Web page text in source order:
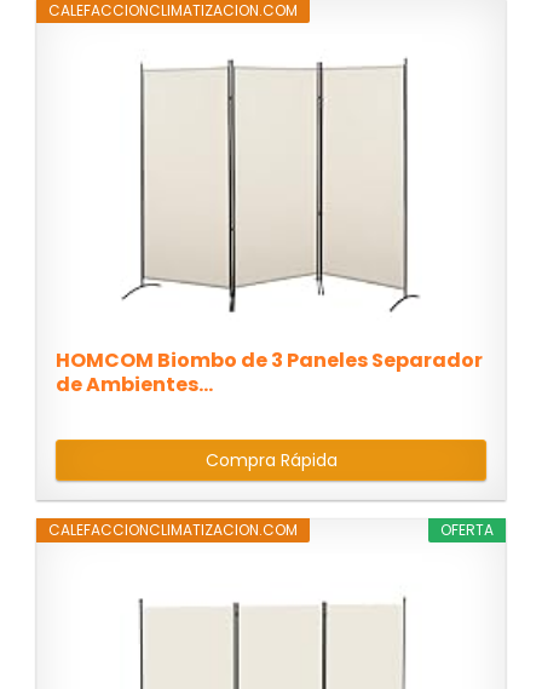
CALEFACCIONCLIMATIZACION.COM
HOMCOM Biombo de 3 Paneles Separador
de Ambientes...
Compra Rápida
OFERTA
CALEFACCIONCLIMATIZACION.COM